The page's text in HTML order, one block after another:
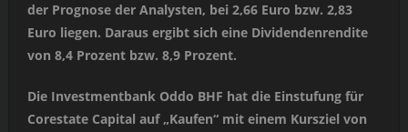
der Prognose der Analysten, bei 2,66 Euro bzw. 2,83
Euro liegen. Daraus ergibt sich eine Dividendenrendite
von 8,4 Prozent bzw. 8,9 Prozent.
Die Investmentbank Oddo BHF hat die Einstufung für
Corestate Capital auf „Kaufen“ mit einem Kursziel von